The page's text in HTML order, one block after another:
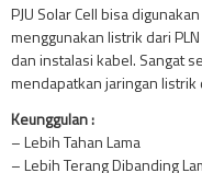
PJU Solar Cell bisa
menggunakan listrik dari
dan instalasi kabel. Sangat
mendapatkan jaringan listrik
Keunggulan :
– Lebih Tahan Lama
– Lebih Terang Dibanding